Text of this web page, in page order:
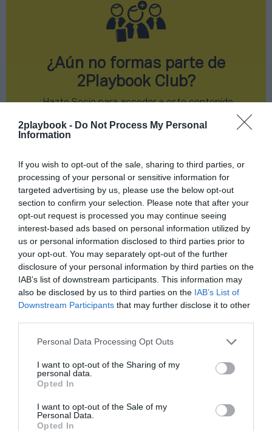
2playbook - Do Not Process My Personal
Information
If you wish to opt-out of the sale, sharing to third parties, or
processing of your personal or sensitive information for
targeted advertising by us, please use the below opt-out
section to confirm your selection. Please note that after your
opt-out request is processed you may continue seeing
interest-based ads based on personal information utilized by
us or personal information disclosed to third parties prior to
your opt-out. You may separately opt-out of the further
disclosure of your personal information by third parties on the
IAB’s list of downstream participants. This information may
also be disclosed by us to third parties on the IAB’s List of
Downstream Participants that may further disclose it to other
Personal Data Processing Opt Outs
I want to opt-out of the Sharing of my
personal data.
Opted In
I want to opt-out of the Sale of my
Personal Data.
Opted In
Índex2P
Forus
¿Aún no formas parte de
2Playbook Club?
¡Hazte Socio para acceder a este contenido
¡Suscríbete!
Compartir
Imprimir
Publicidad
2Playbook Club